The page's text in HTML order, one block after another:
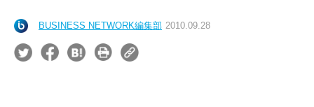
BUSINESS NETWORK編集部 2010.09.28